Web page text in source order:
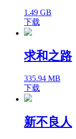
1.49 GB
下载
求和之路
335.94 MB
下载
新不良人